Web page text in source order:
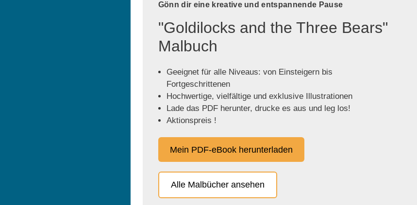
Gönn dir eine kreative und entspannende Pause
"Goldilocks and the Three Bears"
Malbuch
Geeignet für alle Niveaus: von Einsteigern bis
Fortgeschrittenen
Hochwertige, vielfältige und exklusive Illustrationen
Lade das PDF herunter, drucke es aus und leg los!
Aktionspreis !
Mein PDF-eBook herunterladen
Alle Malbücher ansehen